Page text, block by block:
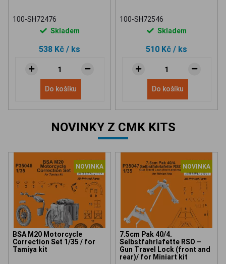
100-SH72476
Skladem
538 Kč / ks
Do košíku
100-SH72546
Skladem
510 Kč / ks
Do košíku
NOVINKY Z CMK KITS
NOVINKA
BSA M20 Motorcycle
Correction Set 1/35 / for
Tamiya kit
NOVINKA
7.5cm Pak 40/4.
Selbstfahrlafette RSO –
Gun Travel Lock (front and
rear)/ for Miniart kit